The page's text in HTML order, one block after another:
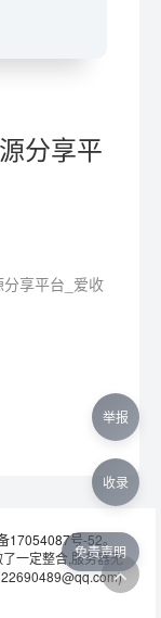
分享平
享平台_爱收
17054087号-52。
一定整合,服务器无
免责声明
举报
收录